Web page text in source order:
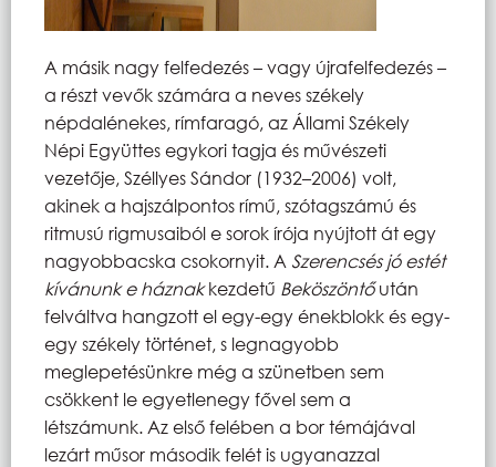
A másik nagy felfedezés – vagy újrafelfedezés –
a részt vevők számára a neves székely
népdalénekes, rímfaragó, az Állami Székely
Népi Együttes egykori tagja és művészeti
vezetője, Széllyes Sándor (1932–2006) volt,
akinek a hajszálpontos rímű, szótagszámú és
ritmusú rigmusaiból e sorok írója nyújtott át egy
nagyobbacska csokornyit. A Szerencsés jó estét
kívánunk e háznakkezdetű Beköszöntőután
felváltva hangzott el egy-egy énekblokk és egy-
egy székely történet, s legnagyobb
meglepetésünkre még a szünetben sem
csökkent le egyetlenegy fővel sem a
létszámunk. Az első felében a bor témájával
lezárt műsor második felét is ugyanazzal